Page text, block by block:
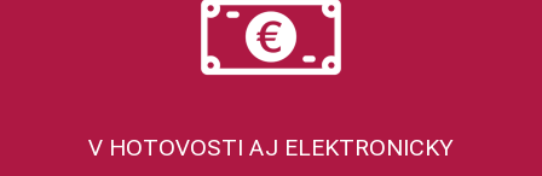
V HOTOVOSTI AJ ELEKTRONICKY